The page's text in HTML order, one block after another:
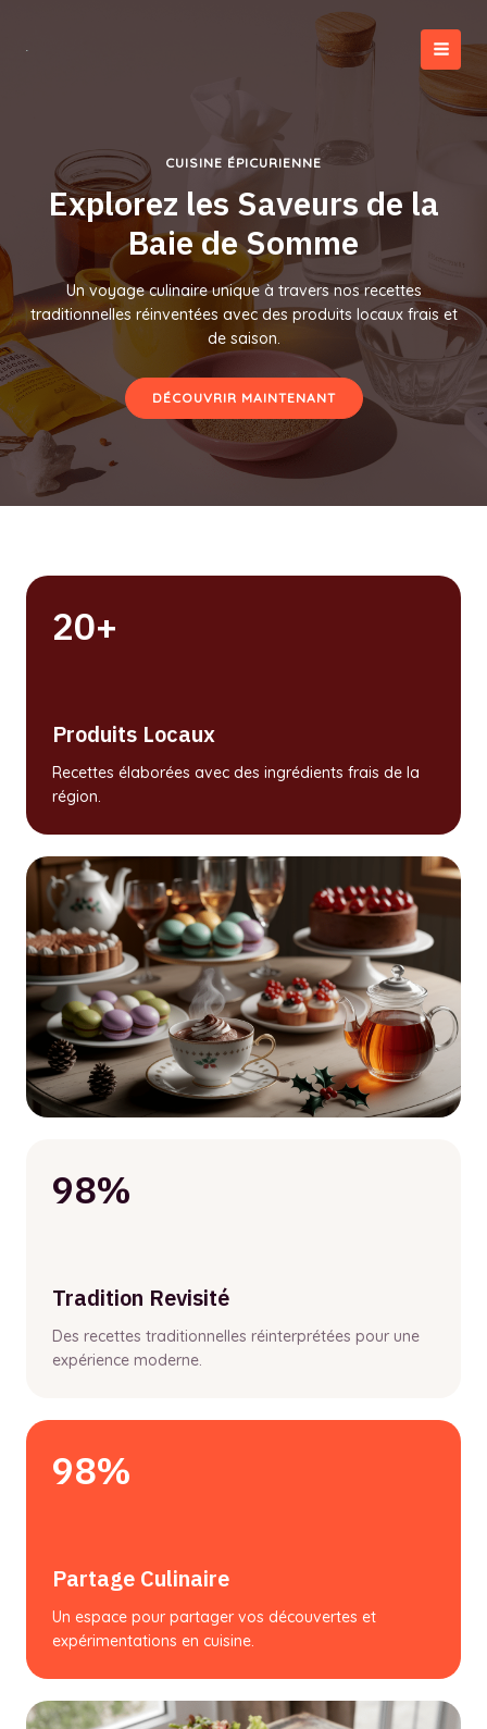
CUISINE ÉPICURIENNE
Explorez les Saveurs de la
Baie de Somme
Un voyage culinaire unique à travers nos recettes
traditionnelles réinventées avec des produits locaux frais et
de saison.
DÉCOUVRIR MAINTENANT
20+
Produits Locaux
Recettes élaborées avec des ingrédients frais de la
région.
98%
Tradition Revisité
Des recettes traditionnelles réinterprétées pour une
expérience moderne.
98%
Partage Culinaire
Un espace pour partager vos découvertes et
expérimentations en cuisine.